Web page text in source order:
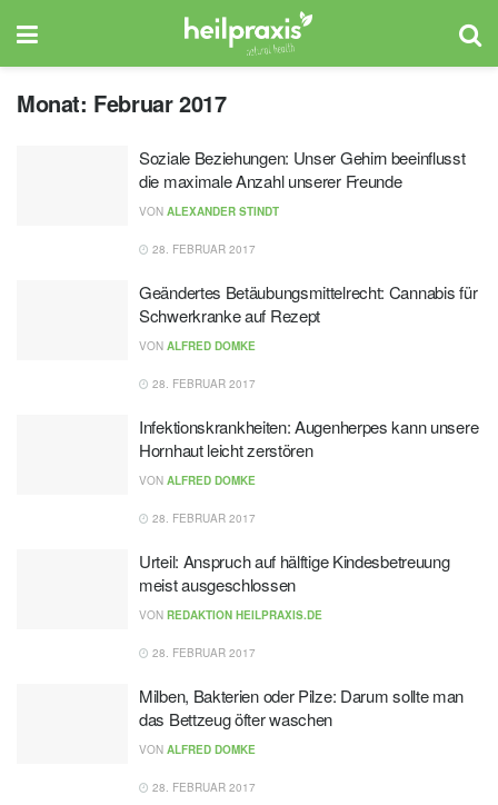
Monat: Februar 2017
Soziale Beziehungen: Unser Gehirn beeinflusst
die maximale Anzahl unserer Freunde
VON ALEXANDER STINDT
28. FEBRUAR 2017
Geändertes Betäubungsmittelrecht: Cannabis für
Schwerkranke auf Rezept
VON ALFRED DOMKE
28. FEBRUAR 2017
Infektionskrankheiten: Augenherpes kann unsere
Hornhaut leicht zerstören
VON ALFRED DOMKE
28. FEBRUAR 2017
Urteil: Anspruch auf hälftige Kindesbetreuung
meist ausgeschlossen
VON REDAKTION HEILPRAXIS.DE
28. FEBRUAR 2017
Milben, Bakterien oder Pilze: Darum sollte man
das Bettzeug öfter waschen
VON ALFRED DOMKE
28. FEBRUAR 2017